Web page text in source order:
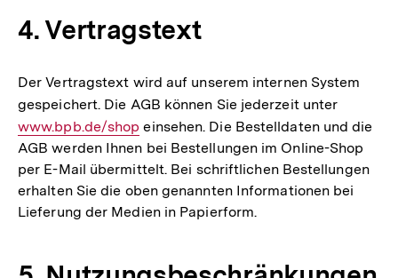
4. Vertragstext
Der Vertragstext wird auf unserem internen System
gespeichert. Die AGB können Sie jederzeit unter
Link:
www.bpb.de/shop einsehen. Die Bestelldaten und die
AGB werden Ihnen bei Bestellungen im Online-Shop
per E-Mail übermittelt. Bei schriftlichen Bestellungen
erhalten Sie die oben genannten Informationen bei
Lieferung der Medien in Papierform.